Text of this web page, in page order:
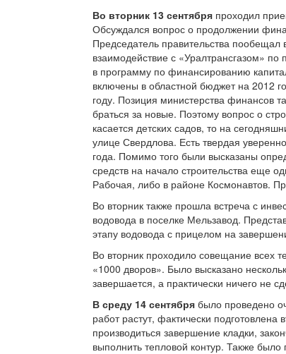
Во вторник 13 сентября проходил
Обсуждался вопрос о продолжении
Председатель правительства пообещал
взаимодействие с «Уралтрансгазом»
в программу по финансированию
включены в областной бюджет на 2012
году. Позиция министерства финансов
браться за новые. Поэтому вопрос о
касается детских садов, то на
улице Свердлова. Есть твердая
года. Помимо того были высказаны
средств на начало строительства еще
Рабочая, либо в районе Космонавтов.
Во вторник также прошла встреча с
водовода в поселке Мельзавод.
этапу водовода с прицелом на
Во вторник проходило совещание всех
«1000 дворов». Было высказано
завершается, а практически ничего не
В среду 14 сентябрябыло проведено
работ растут, фактически
производиться завершение кладки,
выполнить тепловой контур. Также